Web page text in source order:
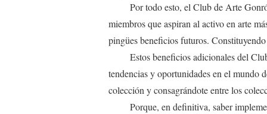
Por todo esto, el Club de Arte
miembros que aspiran al activo en arte
pingües beneficios futuros.
Estos beneficios adicionales del
tendencias y oportunidades en el mundo
colección y consagrándote entre los
Porque, en definitiva, saber